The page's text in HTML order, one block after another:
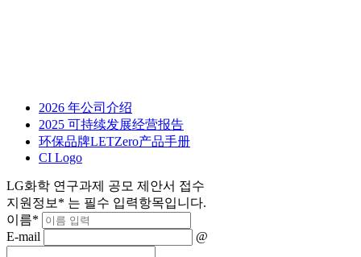
2026 年公司介绍
2025 可持续发展经营报告
环保品牌LETZero产品手册
CI Logo
LG화학 연구과제 공모 제안서 접수
지원정보 * 는 필수 입력항목입니다.
이름*
E-mail
@